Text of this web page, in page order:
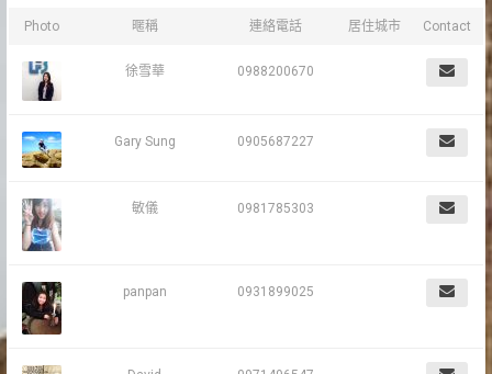
Photo 暱稱 連絡電話 居住城市 Contact
徐雪華 0988200670
Gary Sung 0905687227
敏儀 0981785303
panpan 0931899025